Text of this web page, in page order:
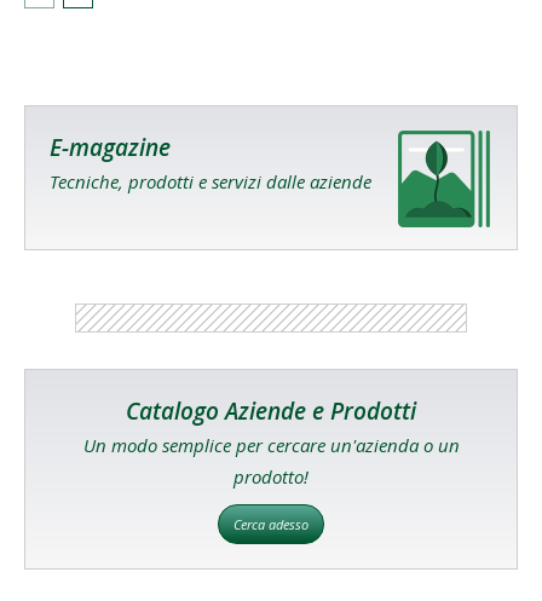
E-magazine
Tecniche, prodotti e servizi dalle aziende
Catalogo Aziende e Prodotti
Un modo semplice per cercare un'azienda o un
prodotto!
Cerca adesso